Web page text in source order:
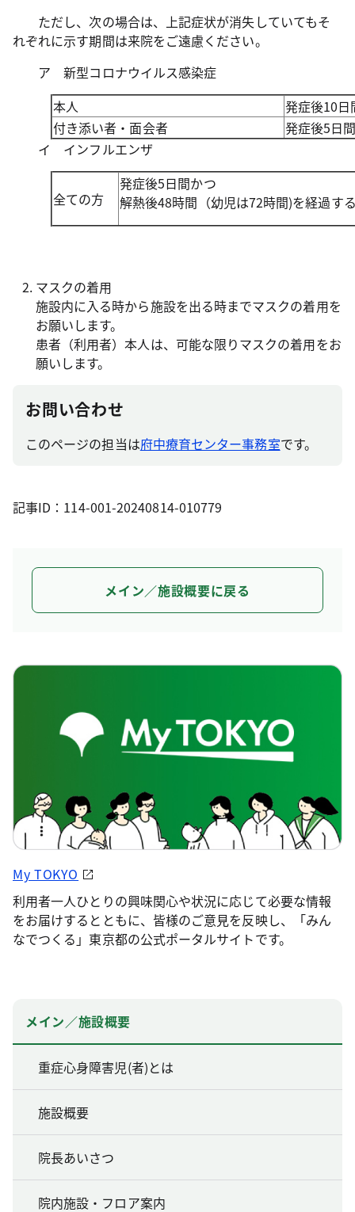
ただし、次の場合は、上記症状が消失していてもそ
れぞれに示す期間は来院をご遠慮ください。
ア 新型コロナウイルス感染症
本人
発症後10日
付き添い者・面会者
発症後5日
イ インフルエンザ
全ての方
発症後5日間かつ
解熱後48時間（幼児は72時間)を経過す
マスクの着用
施設内に入る時から施設を出る時までマスクの着用を
お願いします。
患者（利用者）本人は、可能な限りマスクの着用をお
願いします。
お問い合わせ
このページの担当は府中療育センター事務室です。
記事ID：114-001-20240814-010779
メイン／施設概要に戻る
My TOKYO
利用者一人ひとりの興味関心や状況に応じて必要な情報
をお届けするとともに、皆様のご意見を反映し、「みん
なでつくる」東京都の公式ポータルサイトです。
メイン／施設概要
重症心身障害児(者)とは
施設概要
院長あいさつ
院内施設・フロア案内